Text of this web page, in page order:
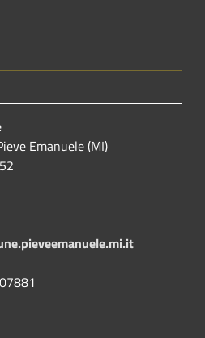
Emanuele (MI)